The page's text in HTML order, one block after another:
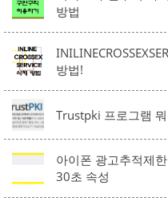
방법
방법!
Trustpki 프로그램
아이폰 광고추적제
30초 속성